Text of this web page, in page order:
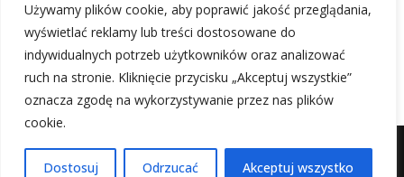
Używamy plików cookie, aby poprawić jakość przeglądania,
wyświetlać reklamy lub treści dostosowane do
indywidualnych potrzeb użytkowników oraz analizować
ruch na stronie. Kliknięcie przycisku „Akceptuj wszystkie”
oznacza zgodę na wykorzystywanie przez nas plików
cookie.
Dostosuj Odrzucać Akceptuj wszystko
Kot Serengeti: orientalny, bengalski, krótkowłosy – opis rasy
1 lutego, 2026
Mapa witryny Kontakt z nami